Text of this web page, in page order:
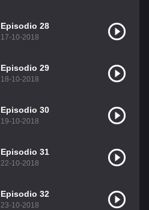
Episodio 28
17-10-2018
Episodio 29
18-10-2018
Episodio 30
19-10-2018
Episodio 31
22-10-2018
Episodio 32
23-10-2018